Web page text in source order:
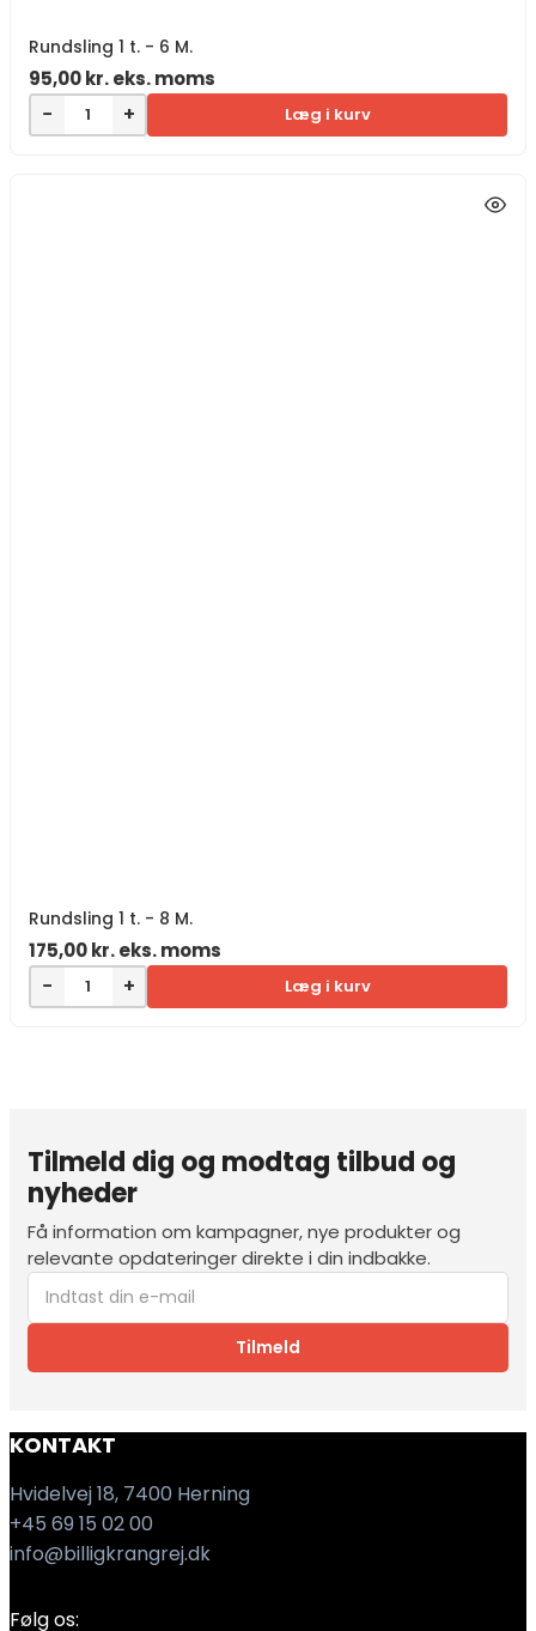
Rundsling 1 t. - 6 M.
95,00kr.eks. moms
− + Læg i kurv
Rundsling 1 t. - 8 M.
175,00kr.eks. moms
− + Læg i kurv
Tilmeld dig og modtag tilbud og
nyheder
Få information om kampagner, nye produkter og
relevante opdateringer direkte i din indbakke.
Tilmeld
KONTAKT
Hvidelvej 18, 7400 Herning
+45 69 15 02 00
info@billigkrangrej.dk
Følg os: